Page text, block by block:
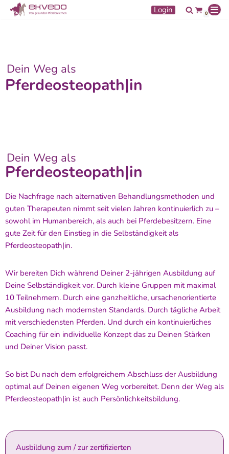
Login 0
Dein Weg als
Pferdeosteopath|in
Dein Weg als
Pferdeosteopath|in
Die Nachfrage nach alternativen Behandlungsmethoden und
guten Therapeuten nimmt seit vielen Jahren kontinuierlich zu –
sowohl im Humanbereich, als auch bei Pferdebesitzern. Eine
gute Zeit für den Einstieg in die Selbständigkeit als
Pferdeosteopath|in.
Wir bereiten Dich während Deiner 2-jährigen Ausbildung auf
Deine Selbständigkeit vor. Durch kleine Gruppen mit maximal
10 Teilnehmern. Durch eine ganzheitliche, ursachenorientierte
Ausbildung nach modernsten Standards. Durch tägliche Arbeit
mit verschiedensten Pferden. Und durch ein kontinuierliches
Coaching für ein individuelle Konzept das zu Deinen Stärken
und Deiner Vision passt.
So bist Du nach dem erfolgreichem Abschluss der Ausbildung
optimal auf Deinen eigenen Weg vorbereitet. Denn der Weg als
Pferdeosteopath|in ist auch Persönlichkeitsbildung.
Ausbildung zum / zur zertifizierten